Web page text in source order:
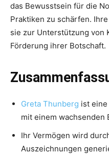
das Bewusstsein für die
Praktiken zu schärfen.
sie zur Unterstützung von
Förderung ihrer Botschaft.
Greta Thunberg ist
mit einem wachsenden
Ihr Vermögen wird
Auszeichnungen